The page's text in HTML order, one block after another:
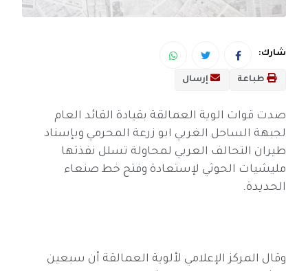
شارك:
طباعة إرسال
صدت قوات الوية العمالقة بقيادة القائد العام
لجبهة الساحل الغربي ابو زرعة المحرمي وبإسناد
طيران التحالف العربي لمحاولة تسلل نفذتها
مليشيات الحوثي لإستعادة وفتح خط صنعاء
الحديدة.
وقال المركز الإعلامي لألوية العمالقة أن سبعين